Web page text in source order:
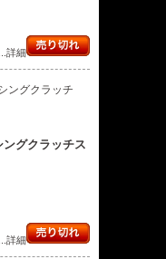
...詳細
グクラッチス
...詳細